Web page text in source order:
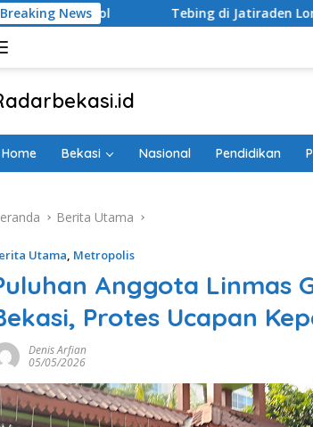
Breaking News
Tebing di Jatiraden Longsor Nyaris Tutup
Home Bekasi Nasional Pendidikan
Berita Utama
Utama, Metropolis
Anggota Linmas
Protes Ucapan
Denis Arfian
05/05/2026